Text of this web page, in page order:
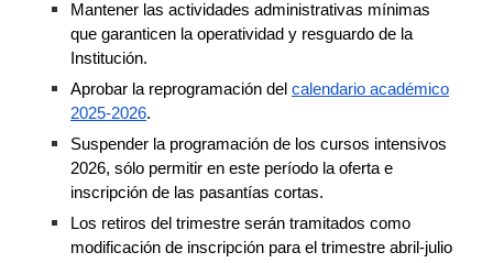
Mantener las actividades administrativas mínimas
que garanticen la operatividad y resguardo de la
Institución.
Aprobar la reprogramación del calendario académico
2025-2026.
Suspender la programación de los cursos intensivos
2026, sólo permitir en este período la oferta e
inscripción de las pasantías cortas.
Los retiros del trimestre serán tramitados como
modificación de inscripción para el trimestre abril-julio